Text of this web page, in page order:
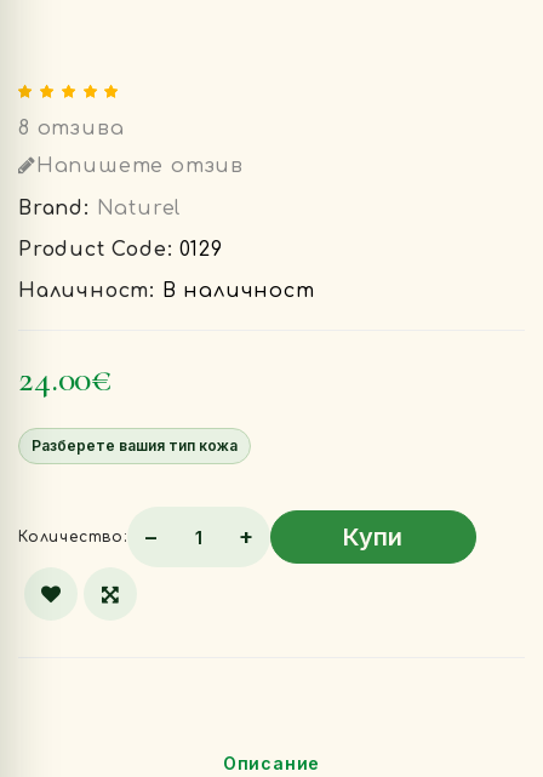
8 отзива
Напишете отзив
Brand:
Naturel
Product Code:0129
Наличност: В наличност
24.00€
Разберете вашия тип кожа
Количество: − + Купи
Описание